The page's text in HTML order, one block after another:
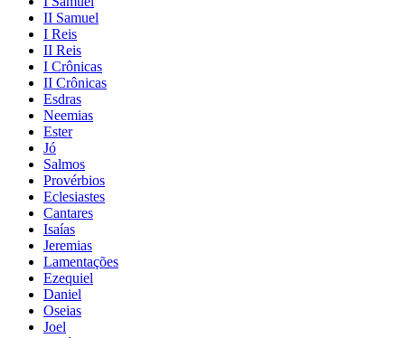
II Samuel
I Reis
II Reis
I Crônicas
II Crônicas
Esdras
Neemias
Ester
Jó
Salmos
Provérbios
Eclesiastes
Cantares
Isaías
Jeremias
Lamentações
Ezequiel
Daniel
Oseias
Joel